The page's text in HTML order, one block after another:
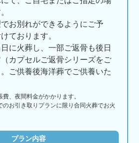
お別れができるようにご予
ております。
に火葬し、一部ご返骨も後日
カプセルご返骨シリーズをご
ご供養後海洋葬でご供養いた
費、夜間料金がかかります。
お引き取りプランに限り合同火葬でお火
プラン内容